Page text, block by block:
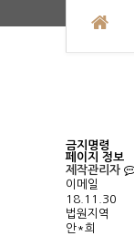
금지명령
페이지 정보
제작관리자
이메일
18.11.30
법원지역
안*희